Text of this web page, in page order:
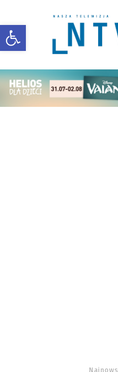
Otwórz pasek narzędzi